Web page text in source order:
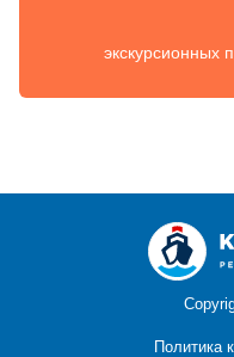
экскурсионных
Политика